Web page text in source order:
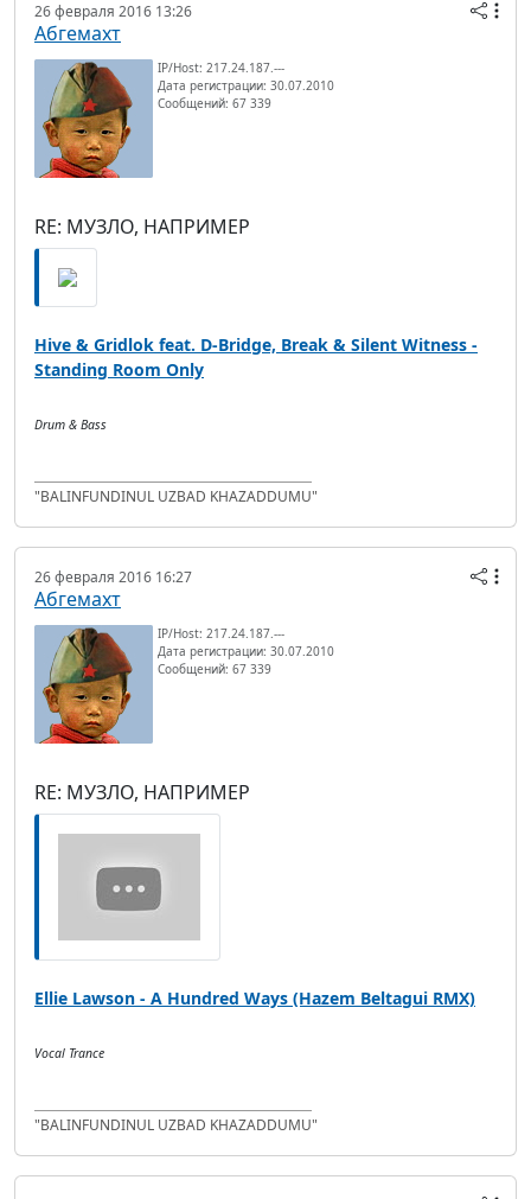
26 февраля 2016 13:26
Абгемахт
IP/Host: 217.24.187.---
Дата регистрации: 30.07.2010
Сообщений: 67 339
RE: МУЗЛО, НАПРИМЕР
Hive & Gridlok feat. D-Bridge, Break & Silent Witness -
Standing Room Only
Drum & Bass
"BALINFUNDINUL UZBAD KHAZADDUMU"
26 февраля 2016 16:27
Абгемахт
IP/Host: 217.24.187.---
Дата регистрации: 30.07.2010
Сообщений: 67 339
RE: МУЗЛО, НАПРИМЕР
Ellie Lawson - A Hundred Ways (Hazem Beltagui RMX)
Vocal Trance
"BALINFUNDINUL UZBAD KHAZADDUMU"